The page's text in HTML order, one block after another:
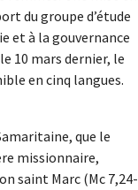
du groupe d’étude
et à la gouvernance
10 mars dernier, le
en cinq langues.
que le
missionnaire,
saint Marc (Mc 7,24-